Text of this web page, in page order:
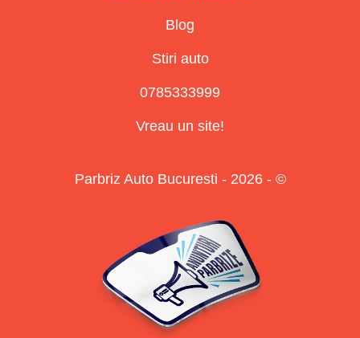
Blog
Stiri auto
0785333999
Vreau un site!
Parbriz Auto Bucuresti - 2026 - ©